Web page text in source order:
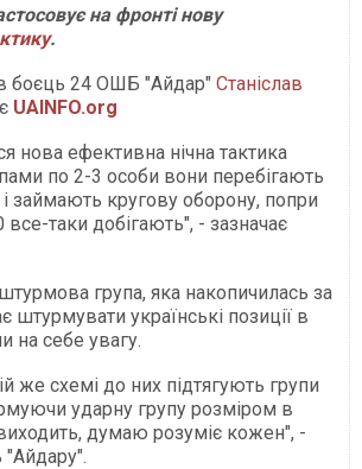
на фронті нову
.
боєць 24 ОШБ "Айдар" Станіслав
UAINFO.org
нова ефективна нічна тактика
по 2-3 особи вони перебігають
займають кругову оборону, попри
все-таки добігають", - зазначає
група, яка накопичилась за
штурмувати українські позиції в
на себе увагу.
же схемі до них підтягують групи
ударну групу розміром в
думаю розуміє кожен", -
"Айдару".